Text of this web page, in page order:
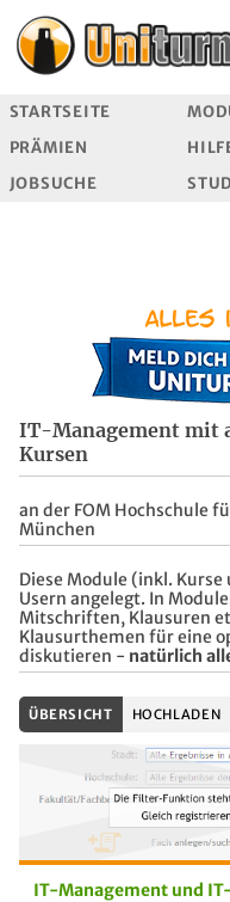
STARTSEITE
PRÄMIEN
JOBSUCHE
IT-Management mit
Kursen
an der FOM Hochschule
München
Diese Module (inkl.
Usern angelegt. In
Mitschriften, Klausuren
Klausurthemen für eine
diskutieren - natürlich
ÜBERSICHT HOCHLADEN
IT-Management und